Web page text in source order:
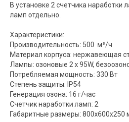
В установке 2 счетчика наработки
ламп отдельно.
Характеристики:
Производительность: 500 м³/ч
Материал корпуса: нержавеющая
Лампы: озоновые 2 х 95W,
Потребляемая мощность: 330 Вт
Степень защиты: IP54
Генерация озона: 16 г/час
Счетчик наработки ламп: 2
Габаритные размеры: 800х600х250